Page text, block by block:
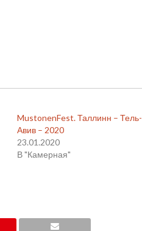
MustonenFest. Таллинн – Тель-
Авив – 2020
23.01.2020
В "Камерная"